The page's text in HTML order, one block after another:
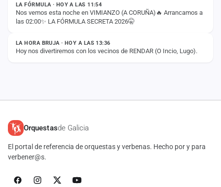
LA FÓRMULA · HOY A LAS 11:54
Nos vemos esta noche en VIMIANZO (A CORUÑA)🔥 Arrancamos a
las 02:00✨ LA FÓRMULA SECRETA 2026🤫
ESTADO
LA HORA BRUJA · HOY A LAS 13:36
Hoy nos divertiremos con los vecinos de RENDAR (O Incio, Lugo).
Orquestasde Galicia
El portal de referencia de orquestas y verbenas. Hecho por y para
verbener@s.